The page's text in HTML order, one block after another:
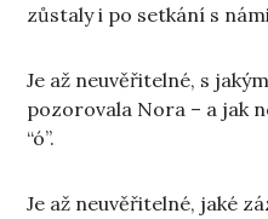
zůstaly i po setkání s
Je až neuvěřitelné, s
pozorovala Nora – a jak
“ó”.
Je až neuvěřitelné, jaké